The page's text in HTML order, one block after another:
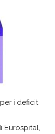
i deficit
Eurospital,